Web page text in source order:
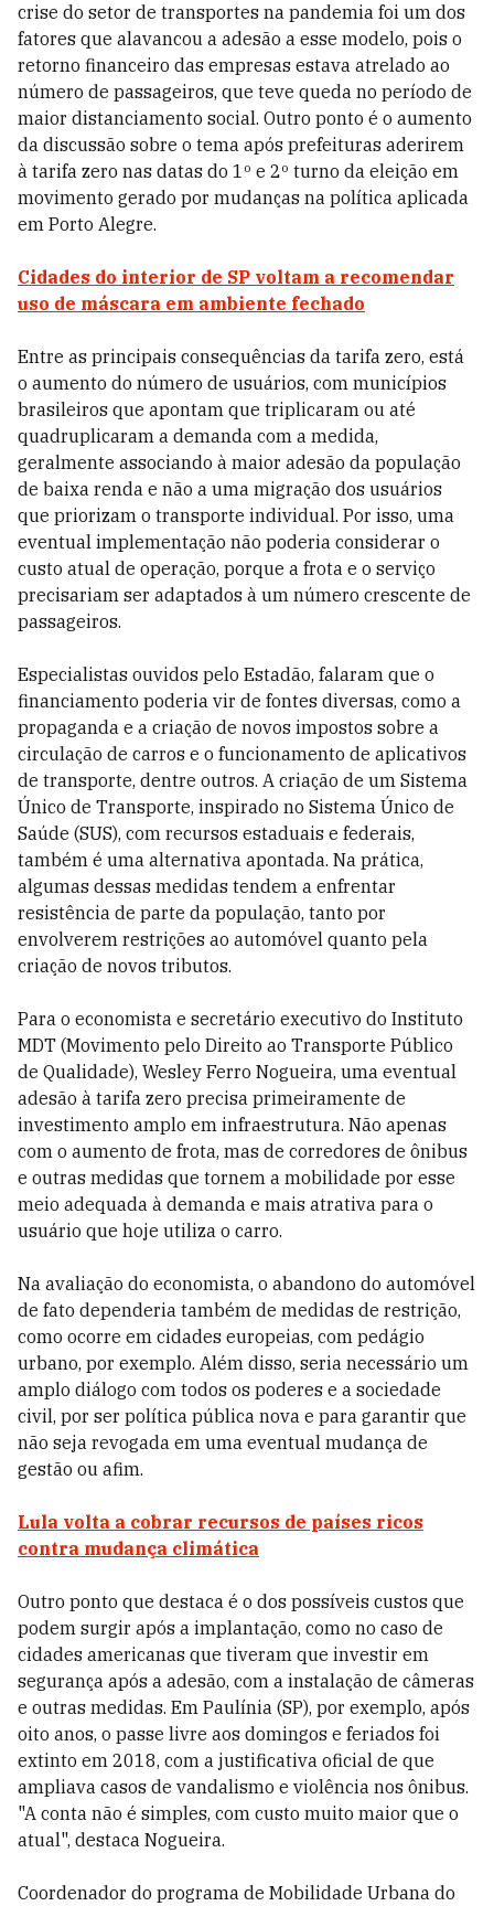
crise do setor de transportes na pandemia foi um dos
fatores que alavancou a adesão a esse modelo, pois o
retorno financeiro das empresas estava atrelado ao
número de passageiros, que teve queda no período de
maior distanciamento social. Outro ponto é o aumento
da discussão sobre o tema após prefeituras aderirem
à tarifa zero nas datas do 1º e 2º turno da eleição em
movimento gerado por mudanças na política aplicada
em Porto Alegre.
Cidades do interior de SP voltam a recomendar
uso de máscara em ambiente fechado
Entre as principais consequências da tarifa zero, está
o aumento do número de usuários, com municípios
brasileiros que apontam que triplicaram ou até
quadruplicaram a demanda com a medida,
geralmente associando à maior adesão da população
de baixa renda e não a uma migração dos usuários
que priorizam o transporte individual. Por isso, uma
eventual implementação não poderia considerar o
custo atual de operação, porque a frota e o serviço
precisariam ser adaptados à um número crescente de
passageiros.
Especialistas ouvidos pelo Estadão, falaram que o
financiamento poderia vir de fontes diversas, como a
propaganda e a criação de novos impostos sobre a
circulação de carros e o funcionamento de aplicativos
de transporte, dentre outros. A criação de um Sistema
Único de Transporte, inspirado no Sistema Único de
Saúde (SUS), com recursos estaduais e federais,
também é uma alternativa apontada. Na prática,
algumas dessas medidas tendem a enfrentar
resistência de parte da população, tanto por
envolverem restrições ao automóvel quanto pela
criação de novos tributos.
Para o economista e secretário executivo do Instituto
MDT (Movimento pelo Direito ao Transporte Público
de Qualidade), Wesley Ferro Nogueira, uma eventual
adesão à tarifa zero precisa primeiramente de
investimento amplo em infraestrutura. Não apenas
com o aumento de frota, mas de corredores de ônibus
e outras medidas que tornem a mobilidade por esse
meio adequada à demanda e mais atrativa para o
usuário que hoje utiliza o carro.
Na avaliação do economista, o abandono do automóvel
de fato dependeria também de medidas de restrição,
como ocorre em cidades europeias, com pedágio
urbano, por exemplo. Além disso, seria necessário um
amplo diálogo com todos os poderes e a sociedade
civil, por ser política pública nova e para garantir que
não seja revogada em uma eventual mudança de
gestão ou afim.
Lula volta a cobrar recursos de países ricos
contra mudança climática
Outro ponto que destaca é o dos possíveis custos que
podem surgir após a implantação, como no caso de
cidades americanas que tiveram que investir em
segurança após a adesão, com a instalação de câmeras
e outras medidas. Em Paulínia (SP), por exemplo, após
oito anos, o passe livre aos domingos e feriados foi
extinto em 2018, com a justificativa oficial de que
ampliava casos de vandalismo e violência nos ônibus.
"A conta não é simples, com custo muito maior que o
atual", destaca Nogueira.
Coordenador do programa de Mobilidade Urbana do